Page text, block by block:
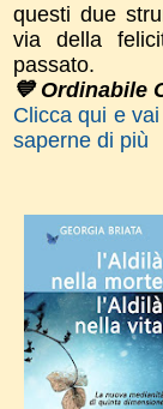
questi due
via della
passato.
💙 Ordinabile
Clicca qui e
saperne di più